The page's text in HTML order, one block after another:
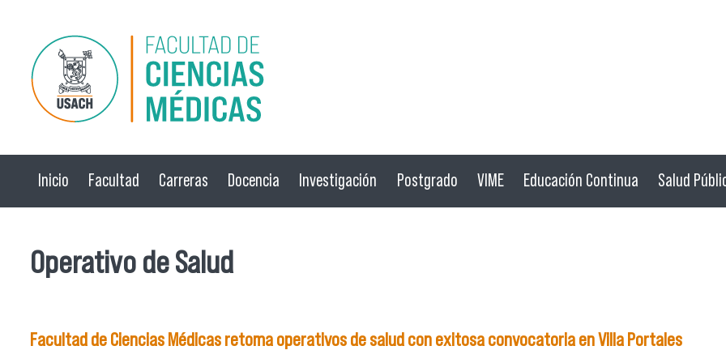
Pasar al contenido principal
Inicio Facultad Carreras Docencia Investigación Postgrado VIME Educación Continua Salud
Operativo de Salud
Facultad de Ciencias Médicas retoma operativos de salud con exitosa convocatoria en Villa Portales